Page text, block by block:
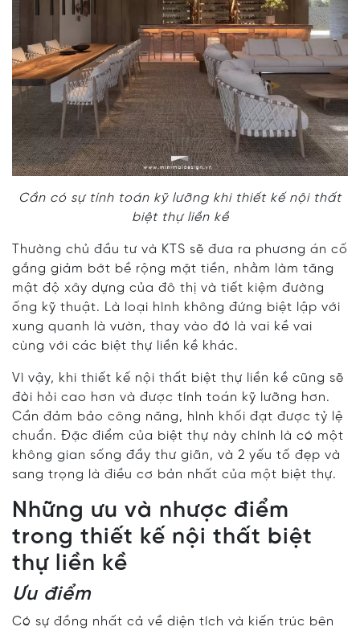
Cần có sự tính toán kỹ lưỡng khi thiết kế nội thất
biệt thự liền kề
Thường chủ đầu tư và KTS sẽ đưa ra phương án cố
gắng giảm bớt bề rộng mặt tiền, nhằm làm tăng
mật độ xây dựng của đô thị và tiết kiệm đường
ống kỹ thuật. Là loại hình không đứng biệt lập với
xung quanh là vườn, thay vào đó là vai kề vai
cùng với các biệt thự liền kề khác.
Vì vậy, khi thiết kế nội thất biệt thự liền kề cũng sẽ
đòi hỏi cao hơn và được tính toán kỹ lưỡng hơn.
Cần đảm bảo công năng, hình khối đạt được tỷ lệ
chuẩn. Đặc điểm của biệt thự này chính là có một
không gian sống đầy thư giãn, và 2 yếu tố đẹp và
sang trọng là điều cơ bản nhất của một biệt thự.
Những ưu và nhược điểm
trong thiết kế nội thất biệt
thự liền kề
Ưu điểm
Có sự đồng nhất cả về diện tích và kiến trúc bên